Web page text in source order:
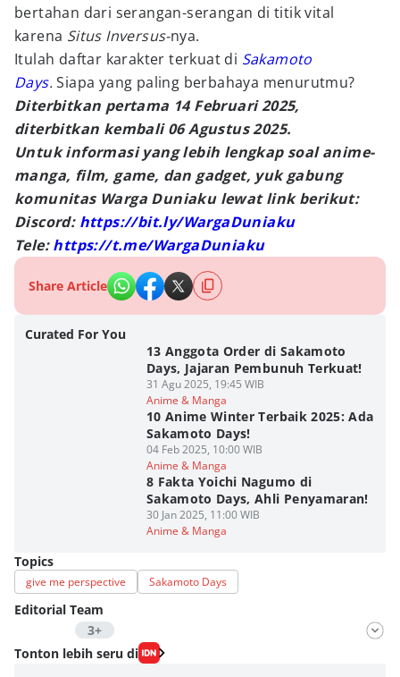
bertahan dari serangan-serangan di titik vital
karena Situs Inversus-nya.
Itulah daftar karakter terkuat di Sakamoto
Days.Siapa yang paling berbahaya menurutmu?
Diterbitkan pertama 14 Februari 2025,
diterbitkan kembali 06 Agustus 2025.
Untuk informasi yang lebih lengkap soal anime-
manga, film, game, dan gadget, yuk gabung
komunitas Warga Duniaku lewat link berikut:
Discord: https://bit.ly/WargaDuniaku
Tele:https://t.me/WargaDuniaku
Share Article
Curated For You
13 Anggota Order di Sakamoto
Days, Jajaran Pembunuh Terkuat!
31 Agu 2025, 19:45 WIB
Anime & Manga
10 Anime Winter Terbaik 2025: Ada
Sakamoto Days!
04 Feb 2025, 10:00 WIB
Anime & Manga
8 Fakta Yoichi Nagumo di
Sakamoto Days, Ahli Penyamaran!
30 Jan 2025, 11:00 WIB
Anime & Manga
Topics
give me perspective Sakamoto Days
Editorial Team
3+
Editor
Nadia Agatha Pramesthi
Tonton lebih seru di